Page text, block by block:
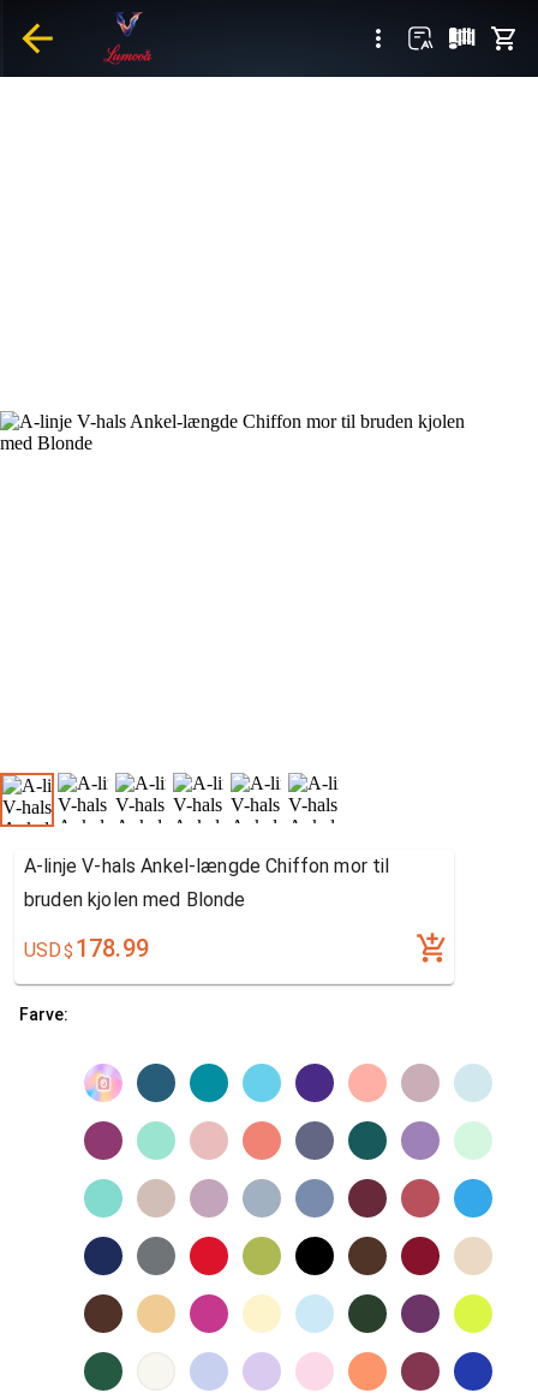
A-linje V-hals Ankel-længde Chiffon mor til
bruden kjolen med Blonde
USD$ 178.99
Farve: